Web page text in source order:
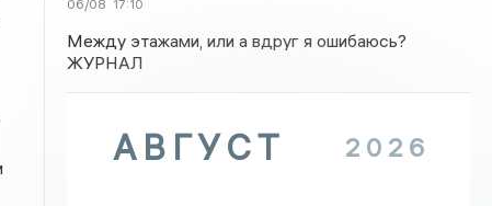
06/08 17:10
Между этажами, или а вдруг я ошибаюсь?
ЖУРНАЛ
АВГУСТ 2026